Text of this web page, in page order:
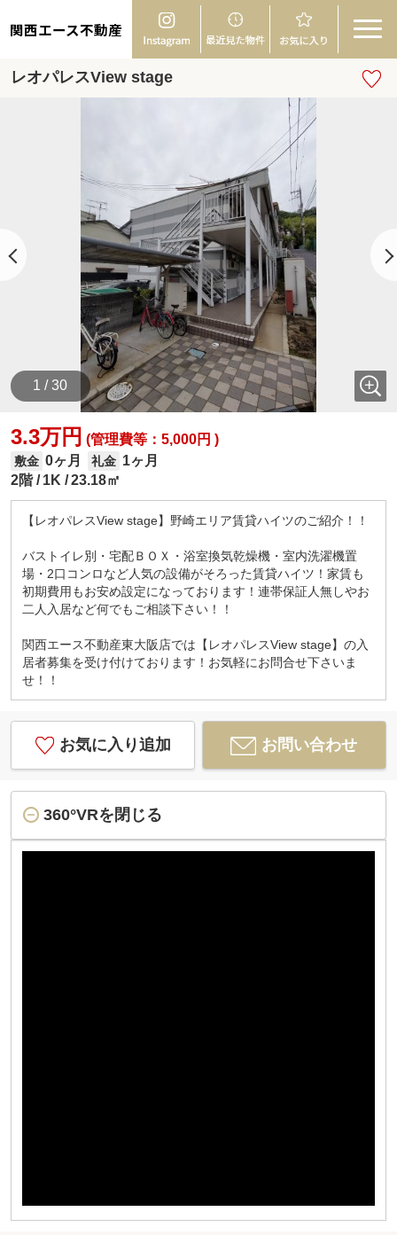
関西エース不動産
レオパレスView stage
1 / 30
3.3万円 (管理費等：5,000円 )
敷金 0ヶ月 礼金 1ヶ月
2階
1K 23.18㎡
【レオパレスView stage】野崎エリア賃貸ハイツのご紹介！！
バストイレ別・宅配ＢＯＸ・浴室換気乾燥機・室内洗濯機置
場・2口コンロなど人気の設備がそろった賃貸ハイツ！家賃も
初期費用もお安め設定になっております！連帯保証人無しやお
二人入居など何でもご相談下さい！！
関西エース不動産東大阪店では【レオパレスView stage】の入
居者募集を受け付けております！お気軽にお問合せ下さいま
せ！！
お気に入り追加 お問い合わせ
360°VRを閉じる